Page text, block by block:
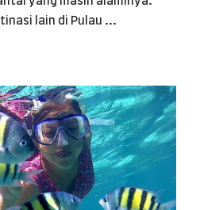
lain di Pulau ...